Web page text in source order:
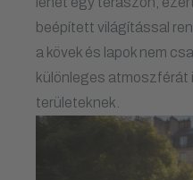
beépített világítással
a kövek és lapok nem
különleges atmoszférát
területeknek.